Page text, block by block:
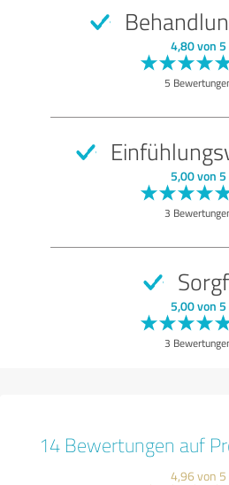
4,80 von 5
5
5,00 von 5
3
5,00 von 5
3
14 Bewertungen auf
4,96 von 5